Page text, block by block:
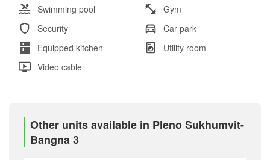
Swimming pool
Gym
Security
Car park
Equipped kitchen
Utility room
Video cable
Other units available in Pleno Sukhumvit-
Bangna 3